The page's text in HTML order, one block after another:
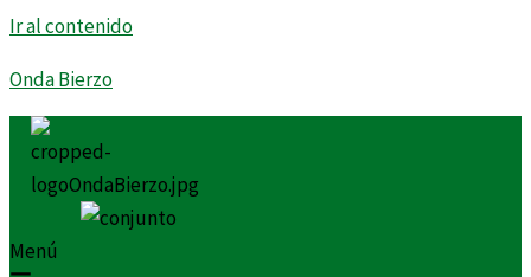
Ir al contenido
Onda Bierzo
Menú